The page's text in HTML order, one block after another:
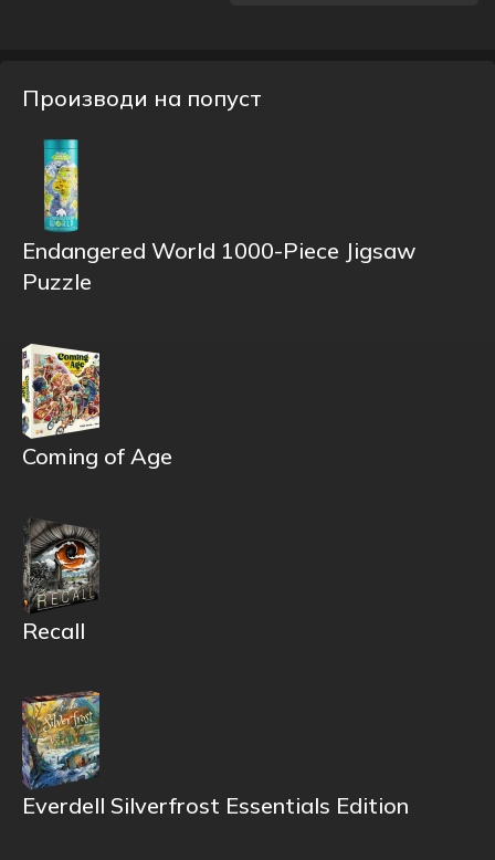
Производи на попуст
Endangered World 1000-Piece Jigsaw
Puzzle
Coming of Age
Recall
Everdell Silverfrost Essentials Edition